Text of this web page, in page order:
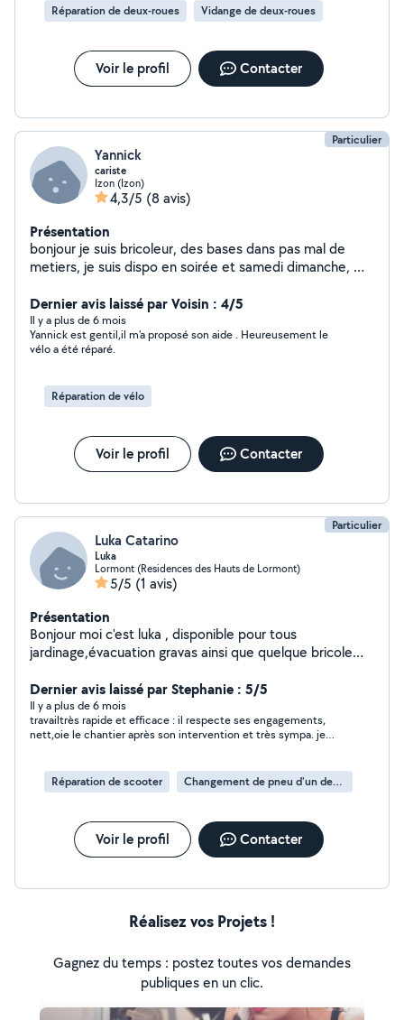
Réparation de deux-roues Vidange de deux-roues
Voir le profil Contacter
Particulier
Yannick
cariste
Izon (Izon)
4,3/5 (8 avis)
Présentation
bonjour je suis bricoleur, des bases dans pas mal de
metiers, je suis dispo en soirée et samedi dimanche, me
Dernier avis laissé par Voisin : 4/5
Il y a plus de 6 mois
Yannick est gentil,il m'a proposé son aide . Heureusement le
vélo a été réparé.
Réparation de vélo
Voir le profil Contacter
Particulier
Luka Catarino
Luka
Lormont (Residences des Hauts de Lormont)
5/5 (1 avis)
Présentation
Bonjour moi c'est luka , disponible pour tous
jardinage,évacuation gravas ainsi que quelque bricole
Dernier avis laissé par Stephanie : 5/5
Il y a plus de 6 mois
travailtrès rapide et efficace : il respecte ses engagements,
nett,oie le chantier après son intervention et très sympa. je
Réparation de scooter Changement de pneu d'un deux-roues
Voir le profil Contacter
Réalisez vos Projets !
Gagnez du temps : postez toutes vos demandes
publiques en un clic.